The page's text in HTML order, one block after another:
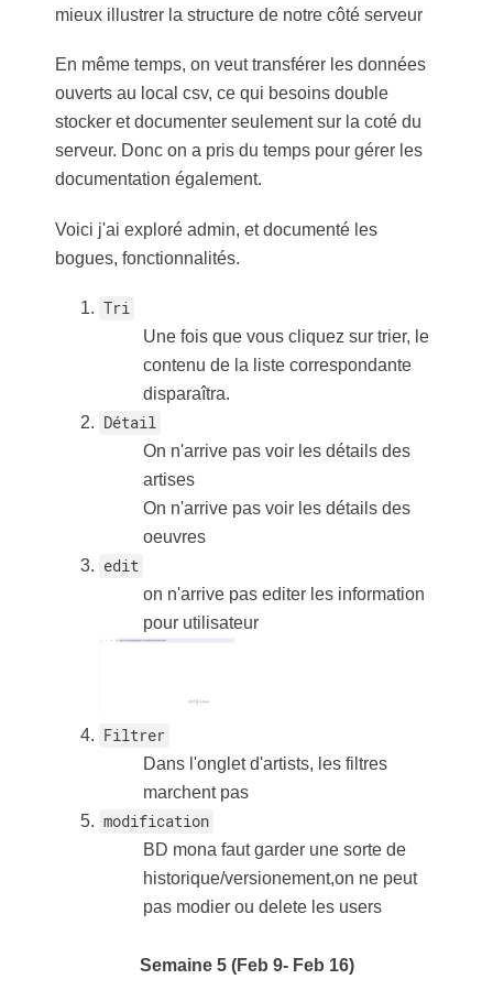
mieux illustrer la structure de notre côté serveur
En même temps, on veut transférer les données
ouverts au local csv, ce qui besoins double
stocker et documenter seulement sur la coté du
serveur. Donc on a pris du temps pour gérer les
documentation également.
Voici j'ai exploré admin, et documenté les
bogues, fonctionnalités.
Tri
Une fois que vous cliquez sur trier, le
contenu de la liste correspondante
disparaîtra.
Détail
On n'arrive pas voir les détails des
artises
On n'arrive pas voir les détails des
oeuvres
edit
on n'arrive pas editer les information
pour utilisateur
Filtrer
Dans l'onglet d'artists, les filtres
marchent pas
modification
BD mona faut garder une sorte de
historique/versionement,on ne peut
pas modier ou delete les users
Semaine 5 (Feb 9- Feb 16)